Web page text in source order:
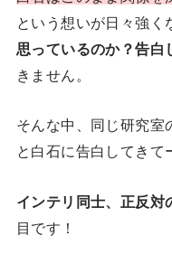
という想いが日々強く
思っているのか？告白
きません。
そんな中、同じ研究室
と白石に告白してきて
インテリ同士、正反
目です！